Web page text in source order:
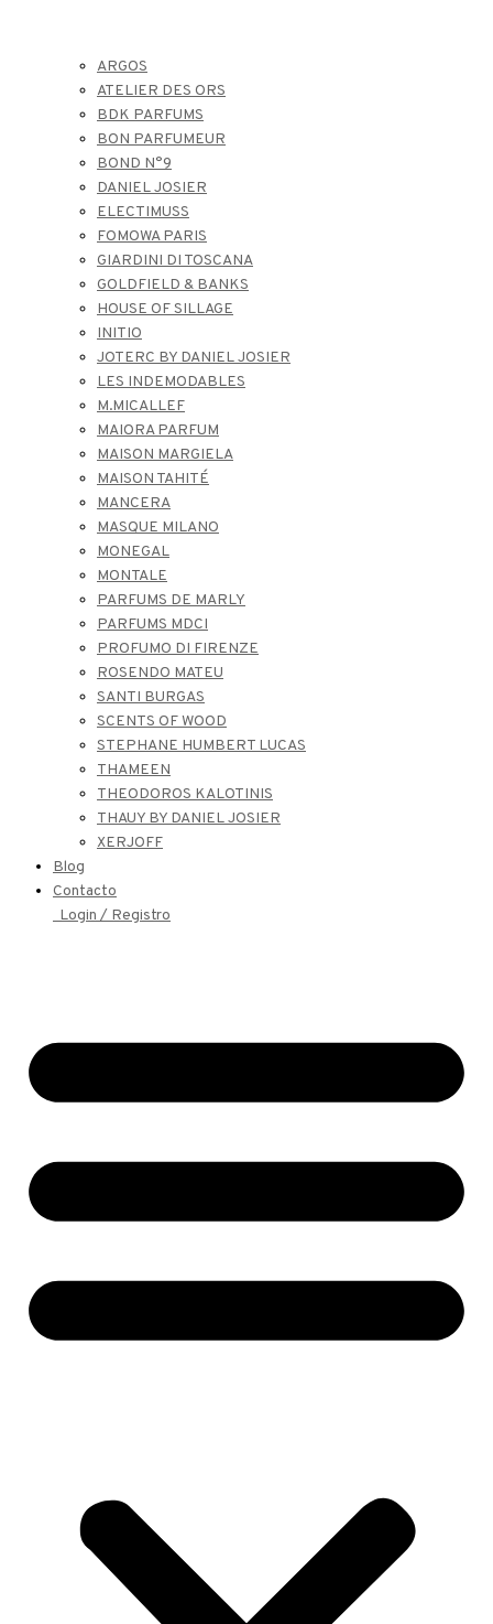
ARGOS
ATELIER DES ORS
BDK PARFUMS
BON PARFUMEUR
BOND N°9
DANIEL JOSIER
ELECTIMUSS
FOMOWA PARIS
GIARDINI DI TOSCANA
GOLDFIELD & BANKS
HOUSE OF SILLAGE
INITIO
JOTERC BY DANIEL JOSIER
LES INDEMODABLES
M.MICALLEF
MAIORA PARFUM
MAISON MARGIELA
MAISON TAHITÉ
MANCERA
MASQUE MILANO
MONEGAL
MONTALE
PARFUMS DE MARLY
PARFUMS MDCI
PROFUMO DI FIRENZE
ROSENDO MATEU
SANTI BURGAS
SCENTS OF WOOD
STEPHANE HUMBERT LUCAS
THAMEEN
THEODOROS KALOTINIS
THAUY BY DANIEL JOSIER
XERJOFF
Blog
Contacto
Login / Registro